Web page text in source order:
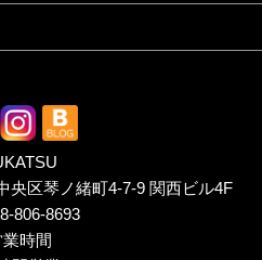
央区琴ノ緒町4-7-9 関西ビル4F
806-8693
時間